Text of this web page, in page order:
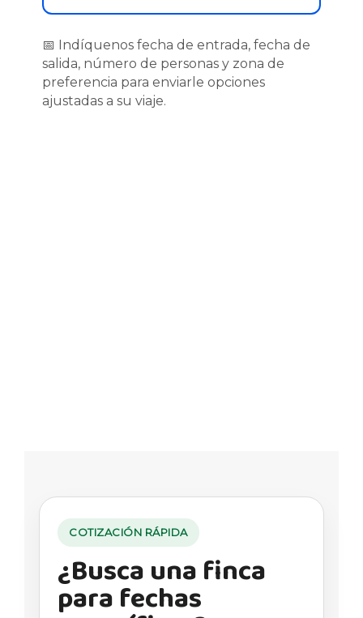
📅 Indíquenos fecha de entrada, fecha de
salida, número de personas y zona de
preferencia para enviarle opciones
ajustadas a su viaje.
COTIZACIÓN RÁPIDA
¿Busca una finca
para fechas